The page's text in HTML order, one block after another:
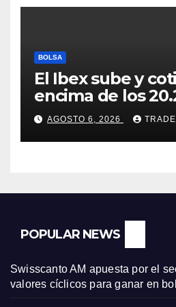
BOLSA
El Ibex sube y
encima de los
‘sell off’ de la
AGOSTO 6, 2026
POPULAR NEWS
Swisscanto AM apuesta por el
valores cíclicos para ganar en